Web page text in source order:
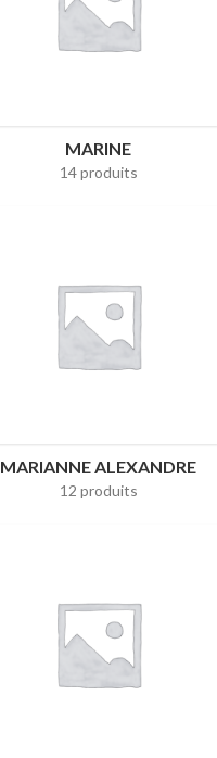
MARINE
14 produits
MARIANNE ALEXANDRE
12 produits